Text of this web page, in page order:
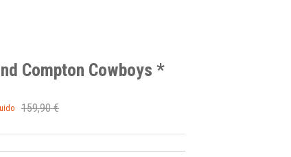
Compton Cowboys *
159,90 €